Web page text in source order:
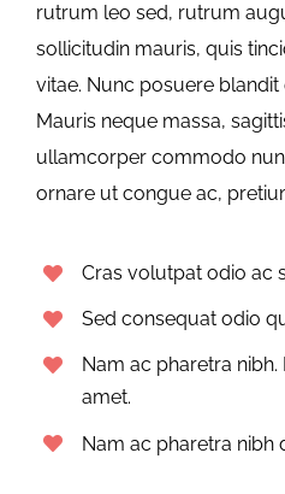
rutrum leo sed, rutrum
sollicitudin mauris, quis
vitae. Nunc posuere blandit
Mauris neque massa,
ullamcorper commodo
ornare ut congue ac,
Cras volutpat odio ac
Sed consequat odio
Nam ac pharetra
amet.
Nam ac pharetra nibh